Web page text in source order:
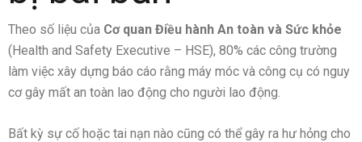
Theo số liệu của Cơ quan Điều hành An toàn và Sức khỏe
(Health and Safety Executive – HSE), 80% các công trường
làm việc xây dựng báo cáo rằng máy móc và công cụ có nguy
cơ gây mất an toàn lao động cho người lao động.
Bất kỳ sự cố hoặc tai nạn nào cũng có thể gây ra hư hỏng cho